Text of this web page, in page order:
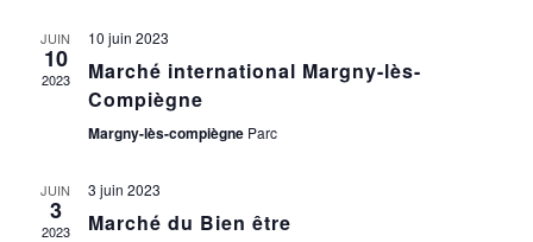
JUIN
10
2023
10 juin 2023
Marché international Margny-lès-
Compiègne
Margny-lès-compiègne Parc
JUIN
3
2023
3 juin 2023
Marché du Bien être